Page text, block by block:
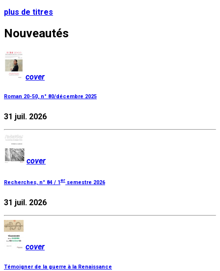
plus de titres
Nouveautés
cover
Roman 20-50, n° 80/décembre 2025
31 juil. 2026
cover
Recherches, n° 84 / 1er semestre 2026
31 juil. 2026
cover
Témoigner de la guerre à la Renaissance